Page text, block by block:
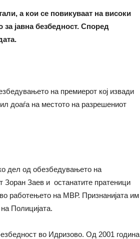
а кои се повикуваат на високи
јавна безбедност. Според
на премиерот кој извади
доаѓа на местото на разрешениот
дел од обезбедувањето на
Зоран Заев и останатите пратеници
работењето на МВР. Признанијата им
Полицијата.
во Идризово. Од 2001 година